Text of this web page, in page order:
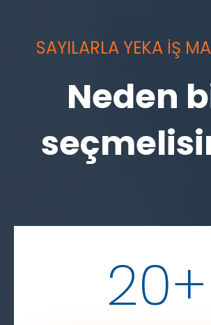
SAYILARLA YEKA İŞ
Neden
20+